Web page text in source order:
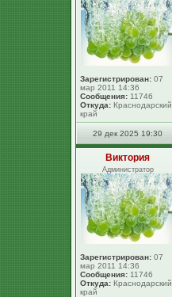
Зарегистрирован: 07
мар 2011 14:36
Сообщения: 11746
Откуда: Краснодарский
край
29 дек 2025 19:30
Виктория
Администратор
Зарегистрирован: 07
мар 2011 14:36
Сообщения: 11746
Откуда: Краснодарский
край